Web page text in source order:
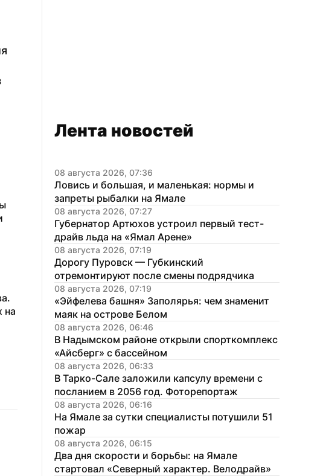
на
Лента новостей
08 августа 2026, 07:36
Ловись и большая, и маленькая: нормы и
запреты рыбалки на Ямале
08 августа 2026, 07:27
Губернатор Артюхов устроил первый тест-
драйв льда на «Ямал Арене»
08 августа 2026, 07:19
Дорогу Пуровск — Губкинский
отремонтируют после смены подрядчика
08 августа 2026, 07:19
«Эйфелева башня» Заполярья: чем знаменит
маяк на острове Белом
08 августа 2026, 06:46
В Надымском районе открыли спорткомплекс
«Айсберг» с бассейном
08 августа 2026, 06:33
В Тарко-Сале заложили капсулу времени с
посланием в 2056 год. Фоторепортаж
08 августа 2026, 06:16
На Ямале за сутки специалисты потушили 51
пожар
08 августа 2026, 06:15
Два дня скорости и борьбы: на Ямале
стартовал «Северный характер. Велодрайв»